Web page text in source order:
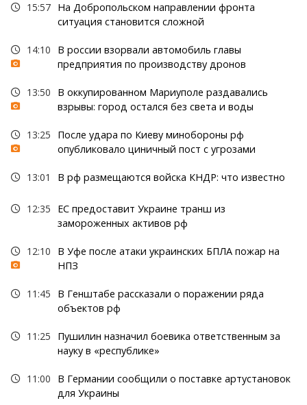
15:57 На Добропольском направлении фронта
ситуация становится сложной
14:10
В россии взорвали автомобиль главы
предприятия по производству дронов
13:50
В оккупированном Мариуполе раздавались
взрывы: город остался без света и воды
13:25
После удара по Киеву минобороны рф
опубликовало циничный пост с угрозами
13:01 В рф размещаются войска КНДР: что известно
12:35
ЕС предоставит Украине транш из
замороженных активов рф
12:10
В Уфе после атаки украинских БПЛА пожар на
НПЗ
11:45
В Генштабе рассказали о поражении ряда
объектов рф
11:25
Пушилин назначил боевика ответственным за
науку в «республике»
11:00
В Германии сообщили о поставке артустановок
для Украины